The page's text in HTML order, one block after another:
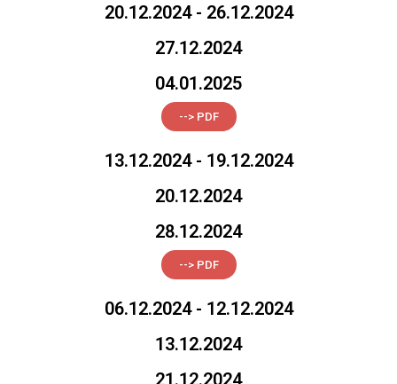
20.12.2024 - 26.12.2024
27.12.2024
04.01.2025
--> PDF
13.12.2024 - 19.12.2024
20.12.2024
28.12.2024
--> PDF
06.12.2024 - 12.12.2024
13.12.2024
21.12.2024